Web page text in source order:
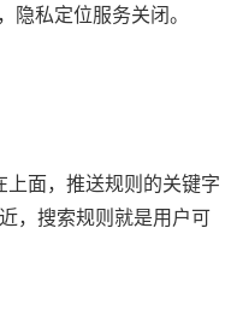
私定位服务关闭。
面，推送规则的关键字
，搜索规则就是用户可